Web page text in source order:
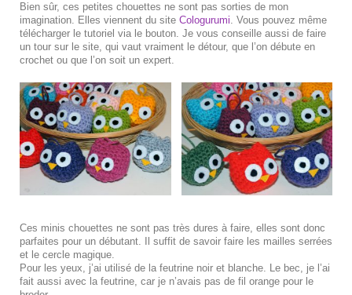
Bien sûr, ces petites chouettes ne sont pas sorties de mon
imagination. Elles viennent du site Cologurumi. Vous pouvez même
télécharger le tutoriel via le bouton. Je vous conseille aussi de faire
un tour sur le site, qui vaut vraiment le détour, que l’on débute en
crochet ou que l’on soit un expert.
Ces minis chouettes ne sont pas très dures à faire, elles sont donc
parfaites pour un débutant. Il suffit de savoir faire les mailles serrées
et le cercle magique.
Pour les yeux, j’ai utilisé de la feutrine noir et blanche. Le bec, je l’ai
fait aussi avec la feutrine, car je n’avais pas de fil orange pour le